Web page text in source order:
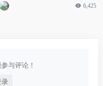
6,425
与评论！
录